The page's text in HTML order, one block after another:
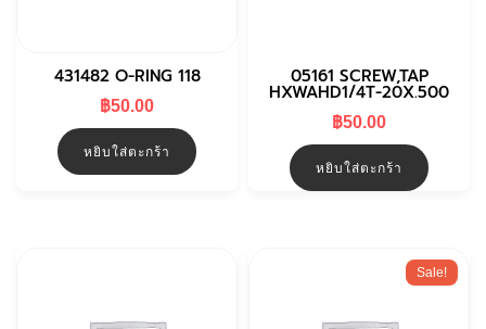
431482 O-RING 118
฿50.00
หยิบใส่ตะกร้า
05161 SCREW,TAP
HXWAHD1/4T-20X.500
฿50.00
หยิบใส่ตะกร้า
Sale!